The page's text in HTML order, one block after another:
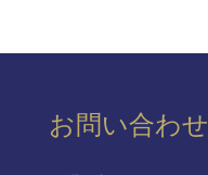
お問い合わせ